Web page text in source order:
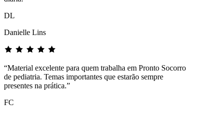
DL
Danielle Lins
“Material excelente para quem trabalha em Pronto Socorro
de pediatria. Temas importantes que estarão sempre
presentes na prática.”
FC